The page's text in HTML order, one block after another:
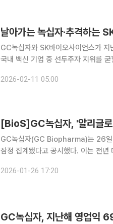
날아가는 녹십자·추격하는
GC녹십자와 SK바이오사이언스가
국내 백신 기업 중 선두주자 지위를
2026-02-11 05:00
[BioS]GC녹십자, '알리글
GC녹십자(GC Biopharma)는 26일
잠정 집계됐다고 공시했다. 이는 전
간 적자를 이어오던 4분기가 턴어라
2026-01-26 17:20
GC녹십자, 지난해 영업익